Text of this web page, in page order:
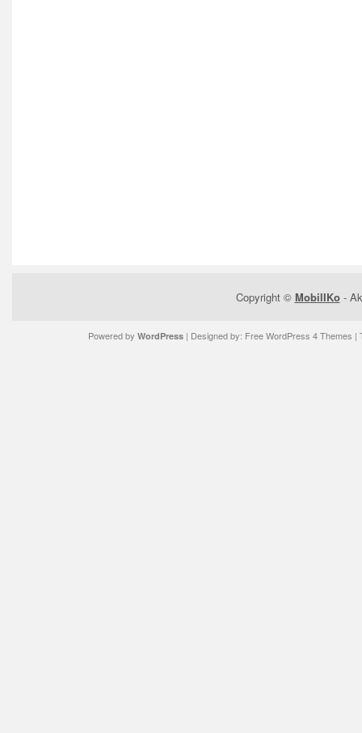
Copyright © MobilIKo-
Powered by WordPress| Designed by: Free WordPress 4 Themes |